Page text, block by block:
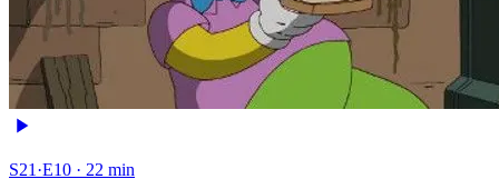
S21·E10 · 22 min